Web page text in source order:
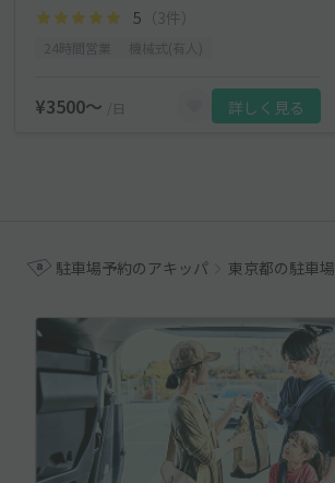
5 （3件）
¥3500〜 /日 詳しく見る
駐車場予約のアキッパ 東京都の駐車場